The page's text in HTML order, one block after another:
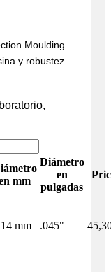
Moulding
y robustez.
,
mm
Diámetro
en
pulgadas
mm .045"